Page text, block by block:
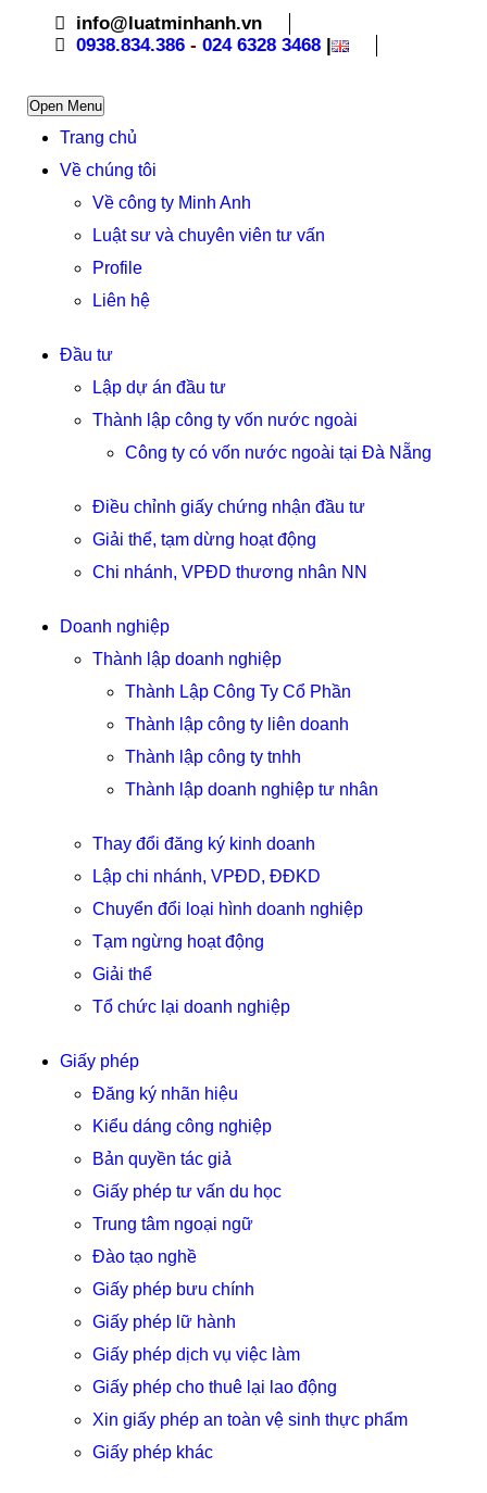
info@luatminhanh.vn
0938.834.386 - 024 6328 3468 |
Open Menu
Trang chủ
Về chúng tôi
Về công ty Minh Anh
Luật sư và chuyên viên tư vấn
Profile
Liên hệ
Đầu tư
Lập dự án đầu tư
Thành lập công ty vốn nước ngoài
Công ty có vốn nước ngoài tại Đà Nẵng
Điều chỉnh giấy chứng nhận đầu tư
Giải thể, tạm dừng hoạt động
Chi nhánh, VPĐD thương nhân NN
Doanh nghiệp
Thành lập doanh nghiệp
Thành Lập Công Ty Cổ Phần
Thành lập công ty liên doanh
Thành lập công ty tnhh
Thành lập doanh nghiệp tư nhân
Thay đổi đăng ký kinh doanh
Lập chi nhánh, VPĐD, ĐĐKD
Chuyển đổi loại hình doanh nghiệp
Tạm ngừng hoạt động
Giải thể
Tổ chức lại doanh nghiệp
Giấy phép
Đăng ký nhãn hiệu
Kiểu dáng công nghiệp
Bản quyền tác giả
Giấy phép tư vấn du học
Trung tâm ngoại ngữ
Đào tạo nghề
Giấy phép bưu chính
Giấy phép lữ hành
Giấy phép dịch vụ việc làm
Giấy phép cho thuê lại lao động
Xin giấy phép an toàn vệ sinh thực phẩm
Giấy phép khác